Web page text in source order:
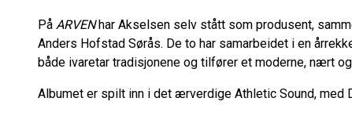
På ARVENhar Akselsen selv stått som produsent,
Anders Hofstad Sørås. De to har samarbeidet i en
både ivaretar tradisjonene og tilfører et moderne, nært
Albumet er spilt inn i det ærverdige Athletic Sound, med